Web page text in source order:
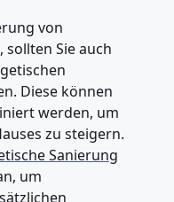
von
Sie auch
Diese können
werden, um
zu steigern.
Sanierung
um